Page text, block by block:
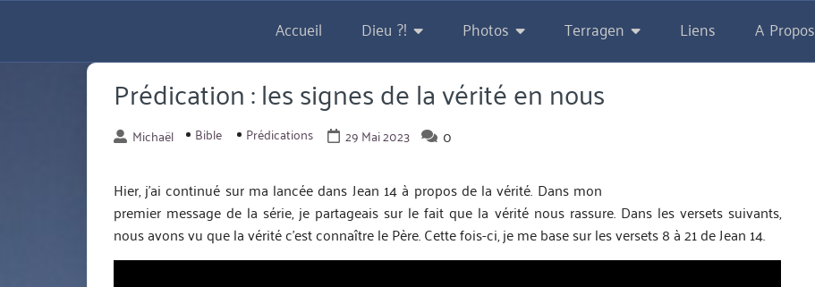
au
Accueil Dieu ?! Photos Terragen Liens A Propos
Prédication : les signes de la vérité en nous
Michaël Bible Prédications 29 Mai 2023 0
Hier, j’ai continué sur ma lancée dans Jean 14 à propos de la vérité. Dans mon
premier message de la série, je partageais sur le fait que la vérité nous rassure. Dans les versets suivants,
nous avons vu que la vérité c’est connaître le Père. Cette fois-ci, je me base sur les versets 8 à 21 de Jean 14.